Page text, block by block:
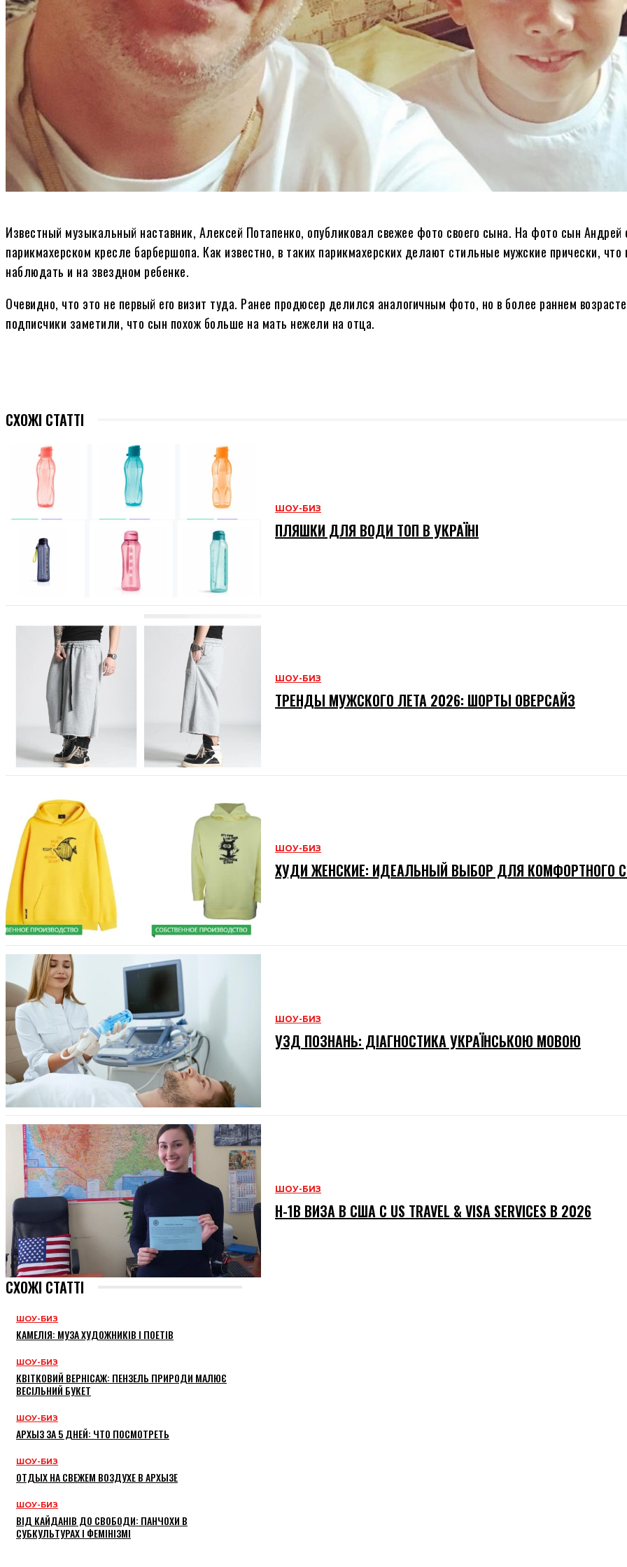
Известный музыкальный наставник, Алексей Потапенко, опубликовал свежее фото своего сына. На фото сын Андрей
парикмахерском кресле барбершопа. Как известно, в таких парикмахерских делают стильные мужские прически,
наблюдать и на звездном ребенке.
Очевидно, что это не первый его визит туда. Ранее продюсер делился аналогичным фото, но в более раннем
подписчики заметили, что сын похож больше на мать нежели на отца.
СХОЖІ СТАТТІ
ШОУ-БИЗ
ПЛЯШКИ ДЛЯ ВОДИ ТОП В УКРАЇНІ
ШОУ-БИЗ
ТРЕНДЫ МУЖСКОГО ЛЕТА 2026: ШОРТЫ ОВЕРСАЙЗ
ШОУ-БИЗ
ХУДИ ЖЕНСКИЕ: ИДЕАЛЬНЫЙ ВЫБОР ДЛЯ КОМФОРТНОГО
ШОУ-БИЗ
УЗД ПОЗНАНЬ: ДІАГНОСТИКА УКРАЇНСЬКОЮ МОВОЮ
ШОУ-БИЗ
H-1B ВИЗА В США С US TRAVEL & VISA SERVICES В 2026
СХОЖІ СТАТТІ
ШОУ-БИЗ
КАМЕЛІЯ: МУЗА ХУДОЖНИКІВ І ПОЕТІВ
ШОУ-БИЗ
КВІТКОВИЙ ВЕРНІСАЖ: ПЕНЗЕЛЬ ПРИРОДИ МАЛЮЄ
ВЕСІЛЬНИЙ БУКЕТ
ШОУ-БИЗ
АРХЫЗ ЗА 5 ДНЕЙ: ЧТО ПОСМОТРЕТЬ
ШОУ-БИЗ
ОТДЫХ НА СВЕЖЕМ ВОЗДУХЕ В АРХЫЗЕ
ШОУ-БИЗ
ВІД КАЙДАНІВ ДО СВОБОДИ: ПАНЧОХИ В
СУБКУЛЬТУРАХ І ФЕМІНІЗМІ